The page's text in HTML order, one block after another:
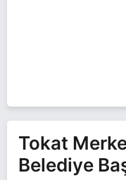
Tokat
Belediye